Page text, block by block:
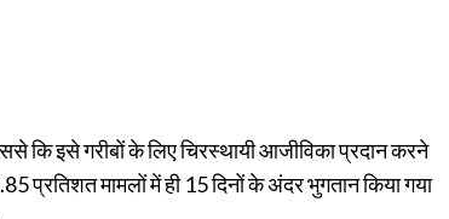
कि इसे गरीबों के लिए चिरस्थायी आजीविका प्रदान करने
मामलों में ही 15 दिनों के अंदर भुगतान किया गया